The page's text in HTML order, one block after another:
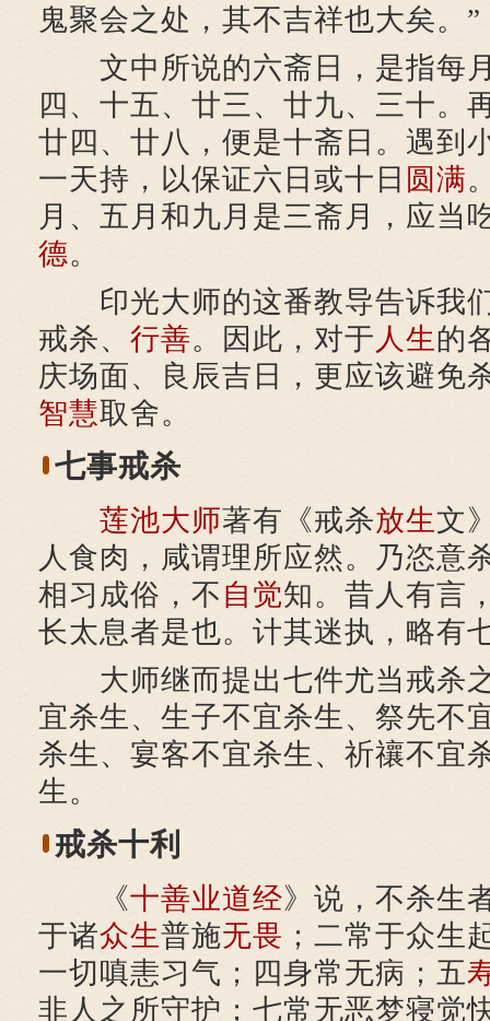
鬼聚会之处，其不吉祥也大矣。”
文中所说的六斋日，是指每
四、十五、廿三、廿九、三十。
廿四、廿八，便是十斋日。遇到
一天持，以保证六日或十日 圆满
月、五月和九月是三斋月，应当
德。
印光大师的这番教导告诉我
戒杀、 行善。因此，对于 人生的
庆场面、良辰吉日，更应该避免
智慧取舍。
七事戒杀
莲池大师著有《戒杀放生文
人食肉，咸谓理所应然。乃恣意
相习成俗，不 自觉知。昔人有言
长太息者是也。计其迷执，略有
大师继而提出七件尤当戒杀
宜杀生、生子不宜杀生、祭先不
杀生、宴客不宜杀生、祈禳不宜
生。
戒杀十利
《十善业道经》说，不杀生
于诸众生普施无畏 ；二常于众生
一切嗔恚习气；四身常无病；五
非人之所守护；七常无恶梦寝觉